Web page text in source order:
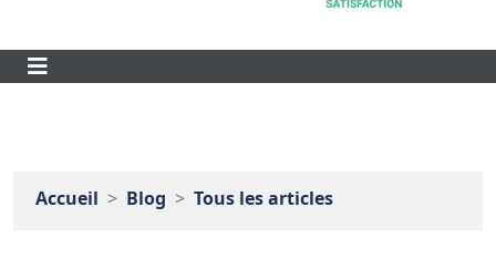
Accueil Blog Tous les articles